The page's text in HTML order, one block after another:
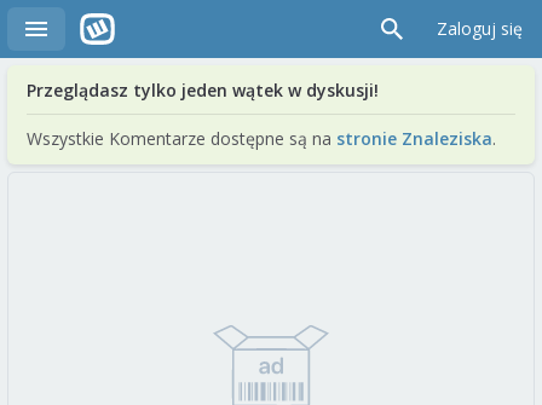
Zaloguj się
Przeglądasz tylko jeden wątek w dyskusji!
Wszystkie Komentarze dostępne są na stronie Znaleziska.